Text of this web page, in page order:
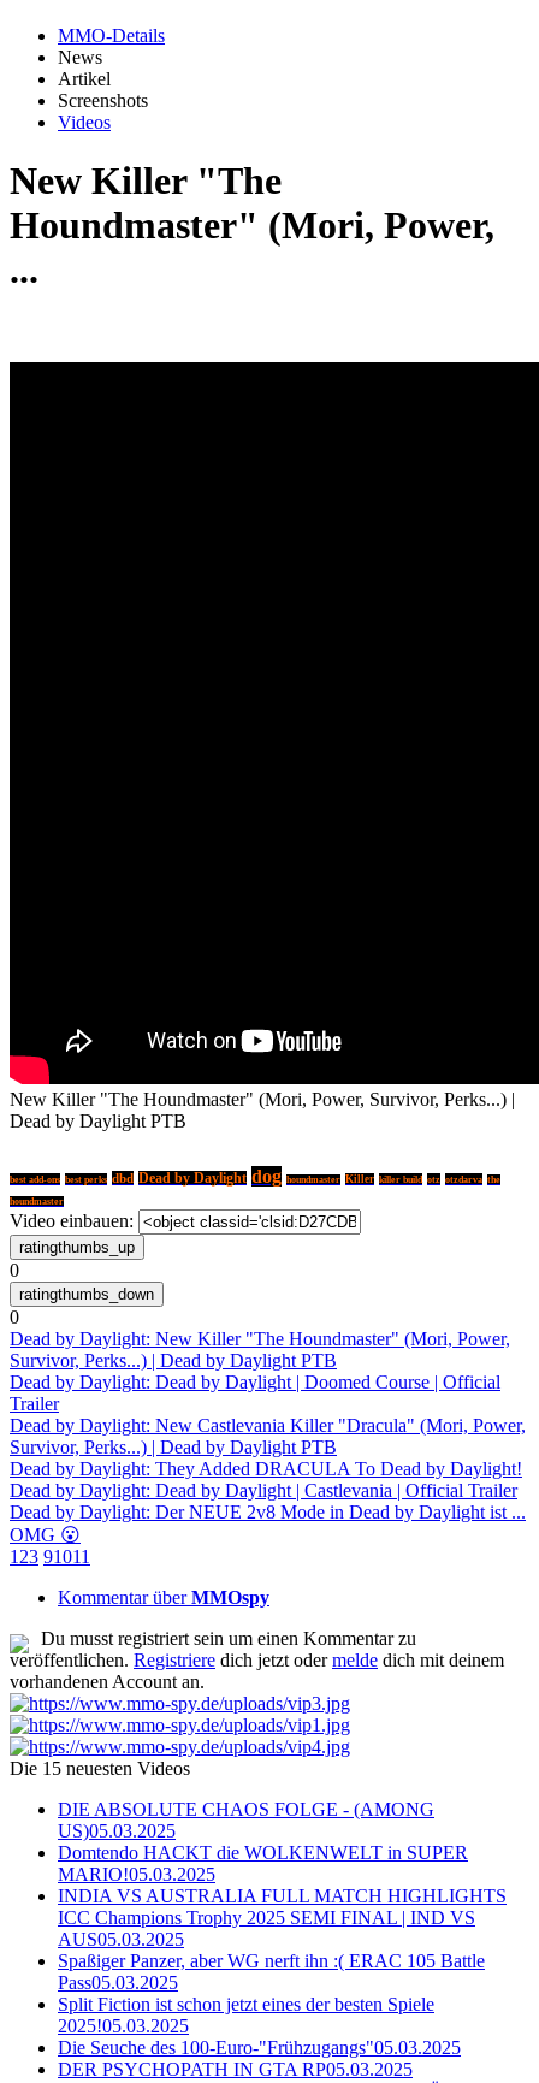
MMO-Details
News
Artikel
Screenshots
Videos
New Killer "The
Houndmaster" (Mori, Power,
...
New Killer "The Houndmaster" (Mori, Power, Survivor, Perks...) |
Dead by Daylight PTB
best add-ons best perks dbd Dead by Daylight dog houndmaster Killer killer build otz otzdarva the
houndmaster
Video einbauen:
0
0
Dead by Daylight: New Killer "The Houndmaster" (Mori, Power,
Survivor, Perks...) | Dead by Daylight PTB
Dead by Daylight: Dead by Daylight | Doomed Course | Official
Trailer
Dead by Daylight: New Castlevania Killer "Dracula" (Mori, Power,
Survivor, Perks...) | Dead by Daylight PTB
Dead by Daylight: They Added DRACULA To Dead by Daylight!
Dead by Daylight: Dead by Daylight | Castlevania | Official Trailer
Dead by Daylight: Der NEUE 2v8 Mode in Dead by Daylight ist ...
OMG 😮
1 23 91011
Kommentar überMMOspy
Du musst registriert sein um einen Kommentar zu
veröffentlichen. Registriere dich jetzt odermelde dich mit deinem
vorhandenen Account an.
Die 15 neuesten Videos
DIE ABSOLUTE CHAOS FOLGE - (AMONG
US)05.03.2025
Domtendo HACKT die WOLKENWELT in SUPER
MARIO!05.03.2025
INDIA VS AUSTRALIA FULL MATCH HIGHLIGHTS
ICC Champions Trophy 2025 SEMI FINAL | IND VS
AUS05.03.2025
Spaßiger Panzer, aber WG nerft ihn :( ERAC 105 Battle
Pass05.03.2025
Split Fiction ist schon jetzt eines der besten Spiele
2025!05.03.2025
Die Seuche des 100-Euro-"Frühzugangs"05.03.2025
DER PSYCHOPATH IN GTA RP05.03.2025